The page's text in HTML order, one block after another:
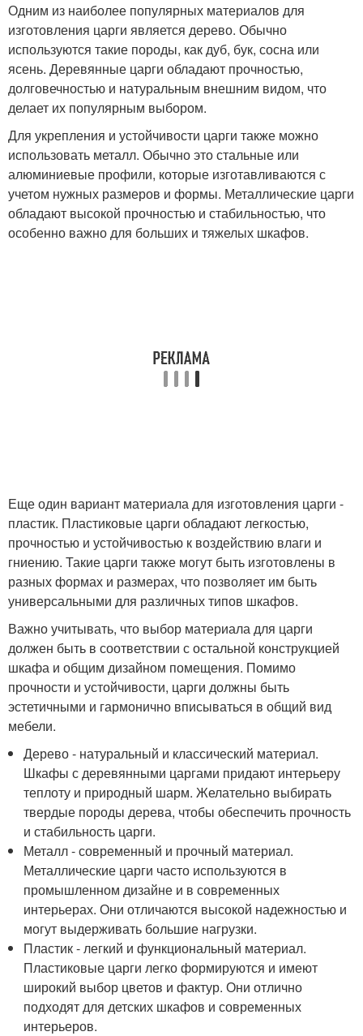
Одним из наиболее популярных материалов для
изготовления царги является дерево. Обычно
используются такие породы, как дуб, бук, сосна или
ясень. Деревянные царги обладают прочностью,
долговечностью и натуральным внешним видом, что
делает их популярным выбором.
Для укрепления и устойчивости царги также можно
использовать металл. Обычно это стальные или
алюминиевые профили, которые изготавливаются с
учетом нужных размеров и формы. Металлические царги
обладают высокой прочностью и стабильностью, что
особенно важно для больших и тяжелых шкафов.
Еще один вариант материала для изготовления царги -
пластик. Пластиковые царги обладают легкостью,
прочностью и устойчивостью к воздействию влаги и
гниению. Такие царги также могут быть изготовлены в
разных формах и размерах, что позволяет им быть
универсальными для различных типов шкафов.
Важно учитывать, что выбор материала для царги
должен быть в соответствии с остальной конструкцией
шкафа и общим дизайном помещения. Помимо
прочности и устойчивости, царги должны быть
эстетичными и гармонично вписываться в общий вид
мебели.
Дерево - натуральный и классический материал.
Шкафы с деревянными царгами придают интерьеру
теплоту и природный шарм. Желательно выбирать
твердые породы дерева, чтобы обеспечить прочность
и стабильность царги.
Металл - современный и прочный материал.
Металлические царги часто используются в
промышленном дизайне и в современных
интерьерах. Они отличаются высокой надежностью и
могут выдерживать большие нагрузки.
Пластик - легкий и функциональный материал.
Пластиковые царги легко формируются и имеют
широкий выбор цветов и фактур. Они отлично
подходят для детских шкафов и современных
интерьеров.